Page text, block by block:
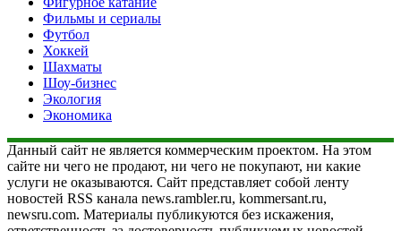
Фильмы и сериалы
Футбол
Хоккей
Шахматы
Шоу-бизнес
Экология
Экономика
Данный сайт не является коммерческим проектом. На этом
сайте ни чего не продают, ни чего не покупают, ни какие
услуги не оказываются. Сайт представляет собой ленту
новостей RSS канала news.rambler.ru, kommersant.ru,
newsru.com. Материалы публикуются без искажения,